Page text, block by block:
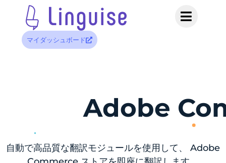
マイダッシュボード
Adobe
自動で高品質な翻訳モジュールを使用して、 Adobe